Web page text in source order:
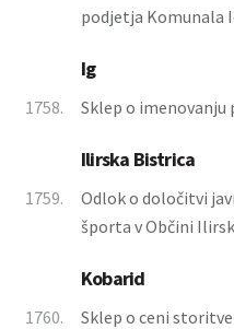
podjetja Komunala
Ig
1758. Sklep o imenovanju
Ilirska Bistrica
1759.
Odlok o določitvi
športa v Občini
Kobarid
1760.
Sklep o ceni